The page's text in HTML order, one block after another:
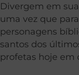
Divergem em
uma vez que
personagens
santos dos
profetas hoje em